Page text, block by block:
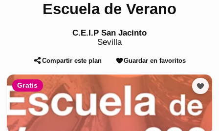
Escuela de Verano
C.E.I.P San Jacinto
Sevilla
Compartir este plan Guardar en favoritos
Gratis